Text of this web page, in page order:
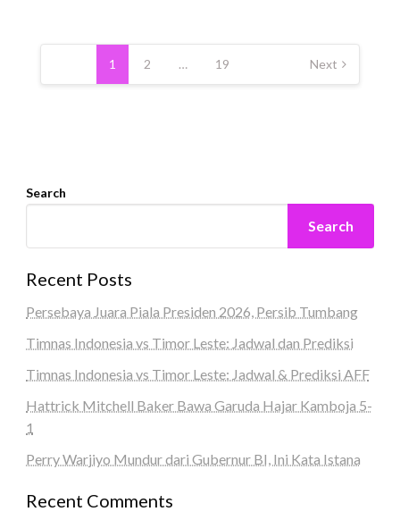
Posts
pagination
1 2 … 19 Next
Search
Search
Recent Posts
Persebaya Juara Piala Presiden 2026, Persib Tumbang
Timnas Indonesia vs Timor Leste: Jadwal dan Prediksi
Timnas Indonesia vs Timor Leste: Jadwal & Prediksi AFF
Hattrick Mitchell Baker Bawa Garuda Hajar Kamboja 5-
1
Perry Warjiyo Mundur dari Gubernur BI, Ini Kata Istana
Recent Comments